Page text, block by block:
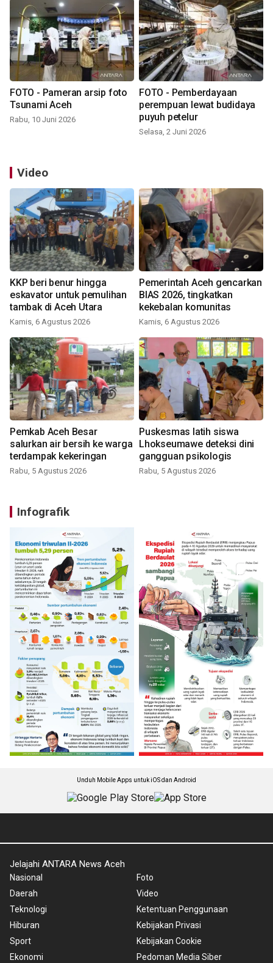
FOTO - Pameran arsip foto
Tsunami Aceh
Rabu, 10 Juni 2026
FOTO - Pemberdayaan
perempuan lewat budidaya
puyuh petelur
Selasa, 2 Juni 2026
Video
KKP beri benur hingga
eskavator untuk pemulihan
tambak di Aceh Utara
Kamis, 6 Agustus 2026
Pemerintah Aceh gencarkan
BIAS 2026, tingkatkan
kekebalan komunitas
Kamis, 6 Agustus 2026
Pemkab Aceh Besar
salurkan air bersih ke warga
terdampak kekeringan
Rabu, 5 Agustus 2026
Puskesmas latih siswa
Lhokseumawe deteksi dini
gangguan psikologis
Rabu, 5 Agustus 2026
Infografik
Unduh Mobile Apps untuk iOS dan Android
Jelajahi ANTARA News Aceh
Nasional
Daerah
Teknologi
Hiburan
Sport
Ekonomi
Foto
Video
Ketentuan Penggunaan
Kebijakan Privasi
Kebijakan Cookie
Pedoman Media Siber